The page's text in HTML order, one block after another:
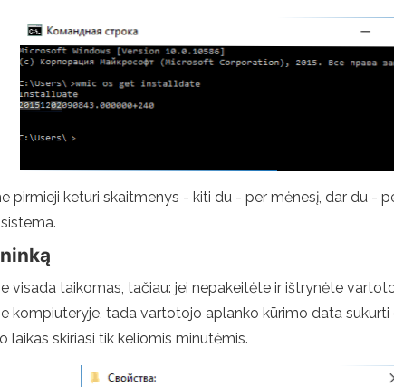
pirmieji keturi skaitmenys - kiti du - per mėnesį, dar du -
visada taikomas, tačiau: jei nepakeitėte ir ištrynėte
kompiuteryje, tada vartotojo aplanko kūrimo data sukurti
skiriasi tik keliomis minutėmis.